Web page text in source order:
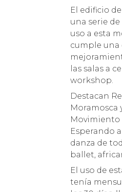
El edificio
una serie
uso a esta
cumple una
las salas a
workshop.
Destacan
Moramosca
Movimiento
Esperando
danza de
ballet,
El uso de
tenía